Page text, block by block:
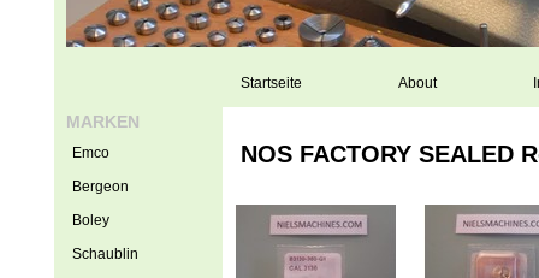
Startseite About
NOS FACTORY SEALED
MARKEN
Emco
Bergeon
Boley
Schaublin